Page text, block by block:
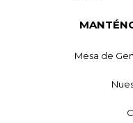
Mesa de